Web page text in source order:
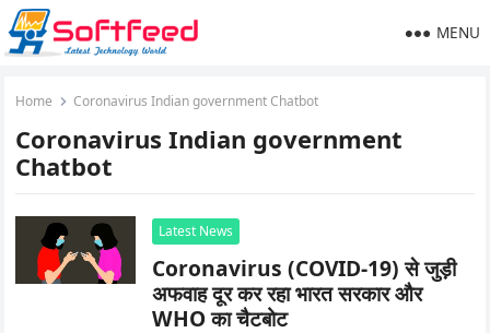
MENU
Home Coronavirus Indian government Chatbot
Coronavirus Indian government
Chatbot
Latest News
Coronavirus (COVID-19) से जुड़ी
अफवाह दूर कर रहा भारत सरकार और
WHO का चैटबोट